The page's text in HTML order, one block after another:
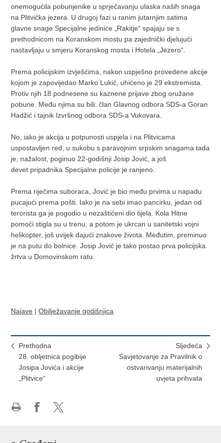
onemogućila pobunjenike u sprječavanju ulaska naših snaga
na Plitvička jezera. U drugoj fazi u ranim jutarnjim satima
glavne snage Specijalne jedinice „Rakitje“ spajaju se s
prethodnicom na Koranskom mostu pa zajednički djelujući
nastavljaju u smjeru Koranskog mosta i Hotela „Jezero“.
Prema policijskim izvješćima, nakon uspješno provedene akcije
kojom je zapovijedao Marko Lukić, uhićeno je 29 ekstremista.
Protiv njih 18 podnesene su kaznene prijave zbog oružane
pobune. Među njima su bili: član Glavnog odbora SDS-a Goran
Hadžić i tajnik Izvršnog odbora SDS-a Vukovara.
No, iako je akcija u potpunosti uspjela i na Plitvicama
uspostavljen red, u sukobu s paravojnim srpskim snagama tada
je, nažalost, poginuo 22-godišnji Josip Jović, a još
devet pripadnika Specijalne policije je ranjeno.
Prema riječima suboraca, Jović je bio među prvima u napadu
pucajući prema pošti. Iako je na sebi imao pancirku, jedan od
terorista ga je pogodio u nezaštićeni dio tijela. Kola Hitne
pomoći stigla su u trenu, a potom je ukrcan u sanitetski vojni
helikopter, još uvijek dajući znakove života. Međutim, preminuo
je na putu do bolnice. Josip Jović je tako postao prva policijska
žrtva u Domovinskom ratu.
Najave |Obilježavanje godišnjica
Prethodna
28. obljetnica pogibije
Josipa Jovića i akcije
„Plitvice“
Sljedeća
Savjetovanje za Pravilnik o
ostvarivanju materijalnih
uvjeta prihvata
Facebooku
X-